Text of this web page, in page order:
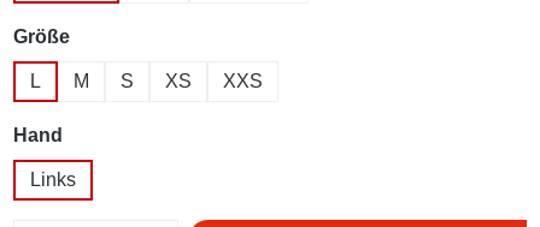
Größeauswählen
L M S XS XXS
Hand
Links